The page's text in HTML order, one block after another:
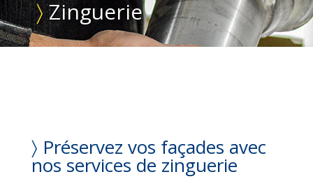
〉Zinguerie
〉 Préservez vos façades avec
nos services de zinguerie